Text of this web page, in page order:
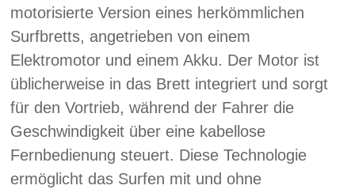
motorisierte Version eines herkömmlichen
Surfbretts, angetrieben von einem
Elektromotor und einem Akku. Der Motor ist
üblicherweise in das Brett integriert und sorgt
für den Vortrieb, während der Fahrer die
Geschwindigkeit über eine kabellose
Fernbedienung steuert. Diese Technologie
ermöglicht das Surfen mit und ohne